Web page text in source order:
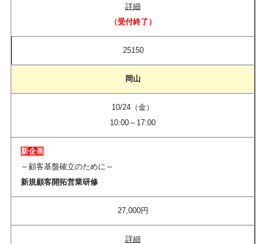
詳細
（受付終了）​
25150
岡山
10/24（金）
10:00～17:00
新企画
～顧客基盤確立のために～
新規顧客開拓営業研修
27,000円
詳細